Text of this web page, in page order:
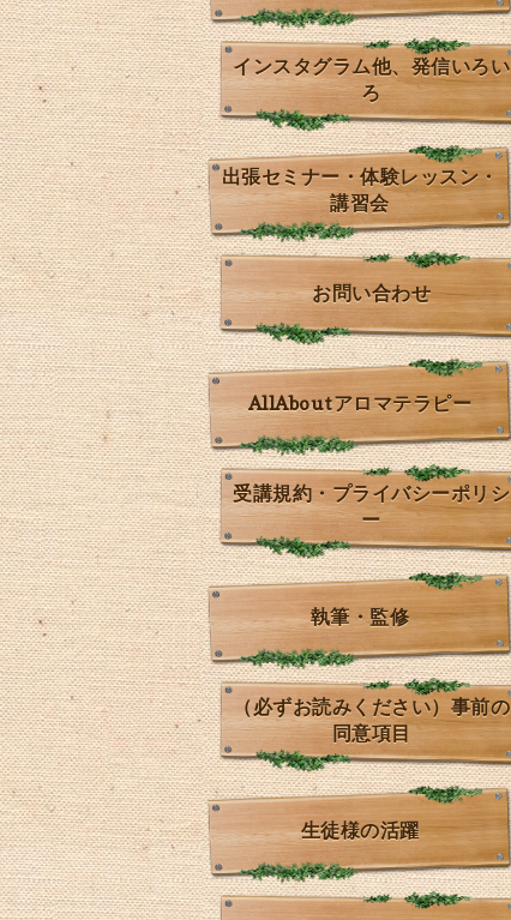
インスタグラム他、発信いろい
ろ
出張セミナー・体験レッスン・
講習会
お問い合わせ
AllAboutアロマテラピー
受講規約・プライバシーポリシ
ー
執筆・監修
（必ずお読みください）事前の
同意項目
生徒様の活躍